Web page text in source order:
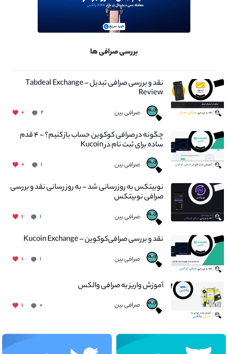
بررسی صرافی ها
نقد و بررسی صرافی تبدیل – Tabdeal Exchange
Review
صرافی بین ۲ ۰
چگونه در صرافی کوکوین حساب باز کنیم؟ - ۴ قدم
ساده برای ثبت نام در Kucoin
صرافی بین ۱ ۰
نوبیتکس به روزرسانی شد – به روز رسانی نقد و بررسی
صرافی نوبیتکس
صرافی بین ۱ ۱
نقد و بررسی صرافی‌کوکوین – Kucoin Exchange
صرافی بین ۱ ۱
آموزش واریز به صرافی والکس
صرافی بین ۰ ۱